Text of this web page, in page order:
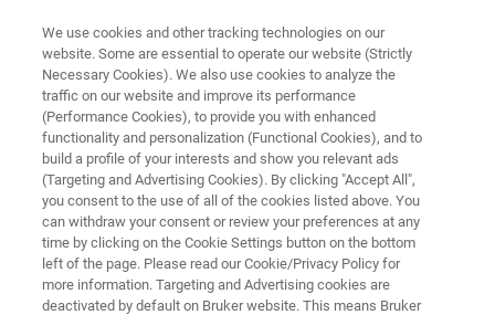
BRUKER NANO ANALYTICS PRESENT:
バッテリー材料と製造プロセス
の最適化におけるEDS元素マッ
ピングのアプリケーション例
オンデマンドセッション - 51 分
We use cookies and other tracking technologies on our
website. Some are essential to operate our website (Strictly
Necessary Cookies). We also use cookies to analyze the
traffic on our website and improve its performance
(Performance Cookies), to provide you with enhanced
functionality and personalization (Functional Cookies), and to
build a profile of your interests and show you relevant ads
(Targeting and Advertising Cookies). By clicking "Accept All",
you consent to the use of all of the cookies listed above. You
can withdraw your consent or review your preferences at any
time by clicking on the Cookie Settings button on the bottom
left of the page. Please read our Cookie/Privacy Policy for
more information. Targeting and Advertising cookies are
deactivated by default on Bruker website. This means Bruker